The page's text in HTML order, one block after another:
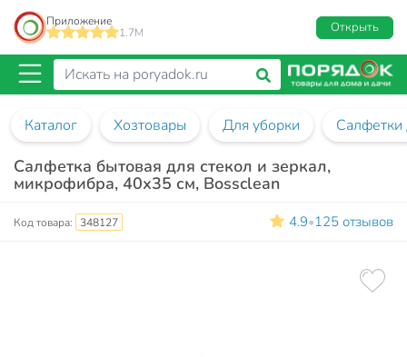
Приложение
1.7M
Открыть
Каталог Хозтовары Для уборки Салфетки
Салфетка бытовая для стекол и зеркал,
микрофибра, 40х35 см, Bossclean
Код товара: 348127 4.9•125 отзывов